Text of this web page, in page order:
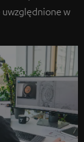
uwzględnione w